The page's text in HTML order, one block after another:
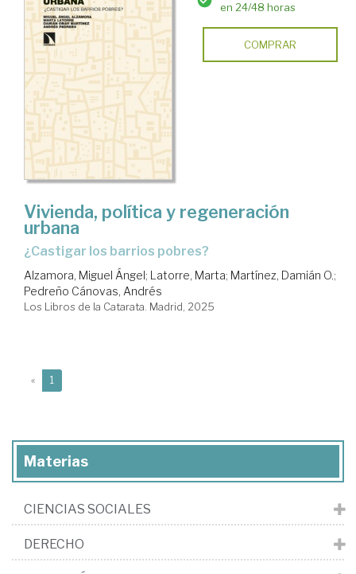
en 24/48 horas
COMPRAR
Vivienda, política y regeneración
urbana
¿Castigar los barrios pobres?
Alzamora, Miguel Ángel; Latorre, Marta; Martínez, Damián O.;
Pedreño Cánovas, Andrés
Los Libros de la Catarata. Madrid, 2025
« 1
Materias
CIENCIAS SOCIALES
DERECHO